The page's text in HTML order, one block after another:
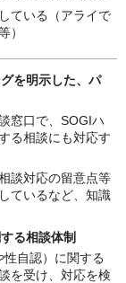
ている（アライで
）
を明示した、パ
窓口で、SOGIハ
る相談にも対応す
談対応の留意点等
ているなど、知識
る相談体制
自認）に関する
を受け、対応を検